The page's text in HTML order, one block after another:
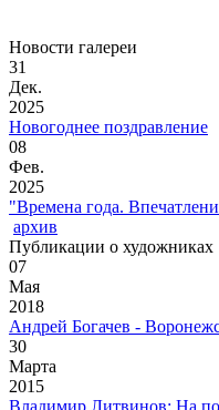
Новости галереи
31
Дек.
2025
Новогоднее поздравление
08
Фев.
2025
"Времена года.
архив
Публикации о художниках
07
Мая
2018
Андрей Богачев -
30
Марта
2015
Владимир Литвинов: На